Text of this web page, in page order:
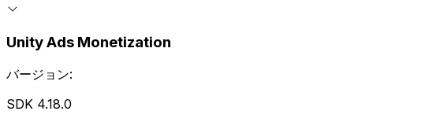
Unity Ads Monetization
バージョン:
SDK 4.18.0